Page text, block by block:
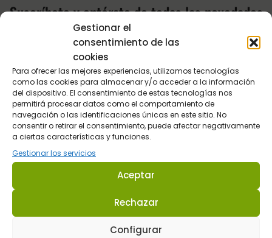
Gestionar el
consentimiento de las
cookies
Para ofrecer las mejores experiencias, utilizamos tecnologías
como las cookies para almacenar y/o acceder a la información
del dispositivo. El consentimiento de estas tecnologías nos
permitirá procesar datos como el comportamiento de
navegación o las identificaciones únicas en este sitio. No
consentir o retirar el consentimiento, puede afectar negativamente
a ciertas características y funciones.
Gestionar los servicios
Aceptar
Rechazar
Configurar
Suscríbete y entérate de todas las novedades
Recibe actualizaciones por correo electrónico sobre nuestra tienda
y las últimas ofertas especiales !!
Responsable:SULTAN HIPICA SL.
Finalidad:contactarte e informarte sobre nuestros servicios. Mandarte información vía
newsletter, si lo aceptas.
los datos se eliminan en cuanto se te da la información, salvo que contrates o que
no cedemos tus datos a nadie.